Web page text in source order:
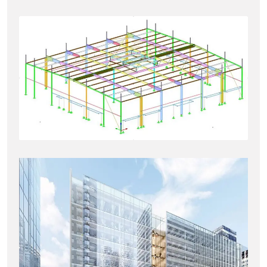
Bâtiment restaurant (77)
ÉTUDES D’EXÉCUTION
IMMEUBLE PB10 – LA
DEFENSE(92)
ÉTUDES D’EXÉCUTION